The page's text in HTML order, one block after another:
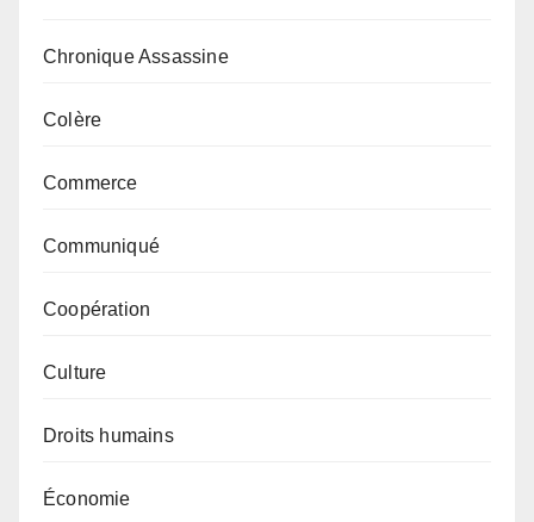
Chronique Assassine
Colère
Commerce
Communiqué
Coopération
Culture
Droits humains
Économie